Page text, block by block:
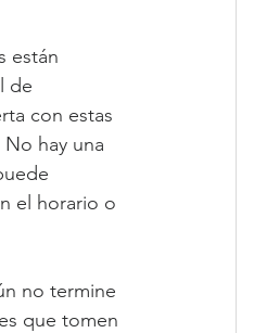
están
de
con estas
hay una
el horario o
no termine
que tomen